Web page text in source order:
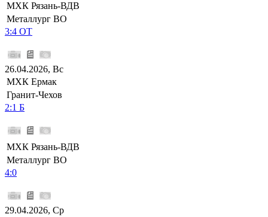
МХК Рязань-ВДВ
Металлург ВО
3:4 ОТ
26.04.2026, Вс
МХК Ермак
Гранит-Чехов
2:1 Б
МХК Рязань-ВДВ
Металлург ВО
4:0
29.04.2026, Ср